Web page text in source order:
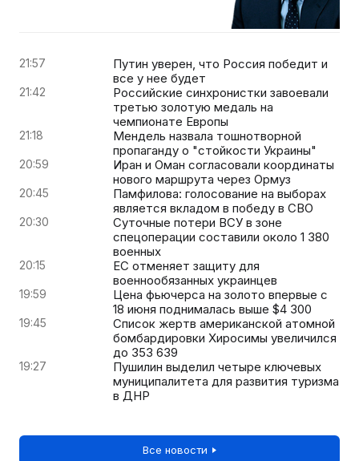
21:57
Путин уверен, что Россия победит и
все у нее будет
21:42
Российские синхронистки завоевали
третью золотую медаль на
чемпионате Европы
21:18
Мендель назвала тошнотворной
пропаганду о "стойкости Украины"
20:59
Иран и Оман согласовали координаты
нового маршрута через Ормуз
20:45
Памфилова: голосование на выборах
является вкладом в победу в СВО
20:30
Суточные потери ВСУ в зоне
спецоперации составили около 1 380
военных
20:15
ЕС отменяет защиту для
военнообязанных украинцев
19:59
Цена фьючерса на золото впервые с
18 июня поднималась выше $4 300
19:45
Список жертв американской атомной
бомбардировки Хиросимы увеличился
до 353 639
19:27
Пушилин выделил четыре ключевых
муниципалитета для развития туризма
в ДНР
Все новости